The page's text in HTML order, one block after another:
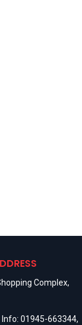
Complex,
Info: 01945-663344,